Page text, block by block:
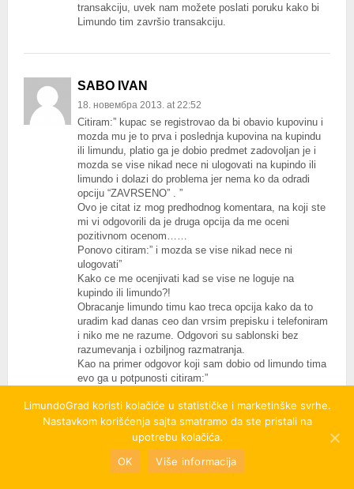
transakciju, uvek nam možete poslati poruku kako bi
Limundo tim završio transakciju.
SABO IVAN
18. новембра 2013. at 22:52
Citiram:” kupac se registrovao da bi obavio kupovinu i
mozda mu je to prva i poslednja kupovina na kupindu
ili limundu, platio ga je dobio predmet zadovoljan je i
mozda se vise nikad nece ni ulogovati na kupindo ili
limundo i dolazi do problema jer nema ko da odradi
opciju “ZAVRSENO” . ”
Ovo je citat iz mog predhodnog komentara, na koji ste
mi vi odgovorili da je druga opcija da me oceni
pozitivnom ocenom……
Ponovo citiram:” i mozda se vise nikad nece ni
ulogovati”
Kako ce me ocenjivati kad se vise ne loguje na
kupindo ili limundo?!
Obracanje limundo timu kao treca opcija kako da to
uradim kad danas ceo dan vrsim prepisku i telefoniram
i niko me ne razume. Odgovori su sablonski bez
razumevanja i ozbiljnog razmatranja.
Kao na primer odgovor koji sam dobio od limundo tima
evo ga u potpunosti citiram:”
kada kupac dobije predmet, menja opciju u Završeno.
U trenutku izmene opcije u Završeno, novac se
prosleđuje
LimundoGrad koristi kolačiće u statističke i marketinške svrhe.
Nastavkom korišćenja sajta smatramo da ste pristali na
upotrebu kolačića.
OK
Više informacija